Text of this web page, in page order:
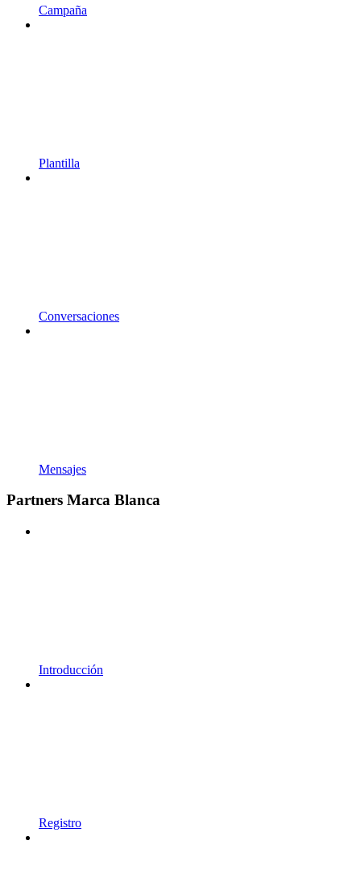
Campaña
Plantilla
Conversaciones
Mensajes
Partners Marca Blanca
Introducción
Registro